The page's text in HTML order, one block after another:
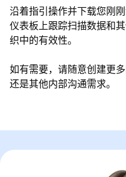
沿着指引操作并下载您刚
仪表板上跟踪扫描数据和
织中的有效性。
如有需要，请随意创建更
还是其他内部沟通需求。